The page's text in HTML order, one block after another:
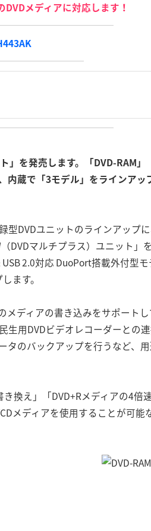
DVDメディアに対応します！
を発売します。「DVD-RAM」
内蔵で「3モデル」をラインアッ
DVDユニットのラインアップ
DVDマルチプラス）ユニット」を
2.0対応 DuoPort搭載外付型
ます。
メディアの書き込みをサポート
用DVDビデオレコーダーとの連
タのバックアップを行うなど、
換え」「DVD+Rメディアの4倍
メディアを使用することが可能